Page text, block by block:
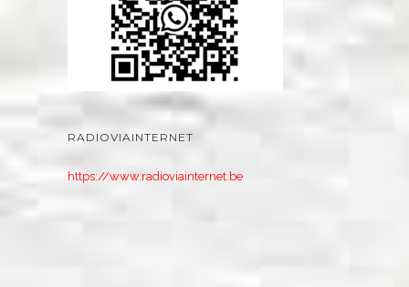
RADIOVIAINTERNET
https://www.radioviainternet.be